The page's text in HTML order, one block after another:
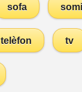
sofa
telèfon tv